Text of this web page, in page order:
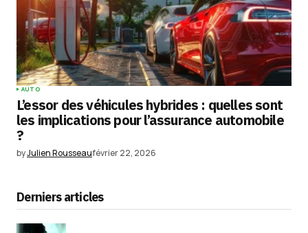
AUTO
L’essor des véhicules hybrides : quelles sont
les implications pour l’assurance automobile
?
byJulien Rousseaufévrier 22, 2026
Derniers articles